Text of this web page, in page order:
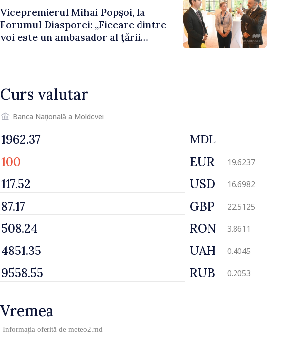
Vicepremierul Mihai Popșoi, la
Forumul Diasporei: „Fiecare dintre
voi este un ambasador al țării
Curs valutar
Banca Națională a Moldovei
MDL
EUR 19.6237
USD 16.6982
GBP 22.5125
RON 3.8611
UAH 0.4045
RUB 0.2053
Vremea
Informația oferită de meteo2.md